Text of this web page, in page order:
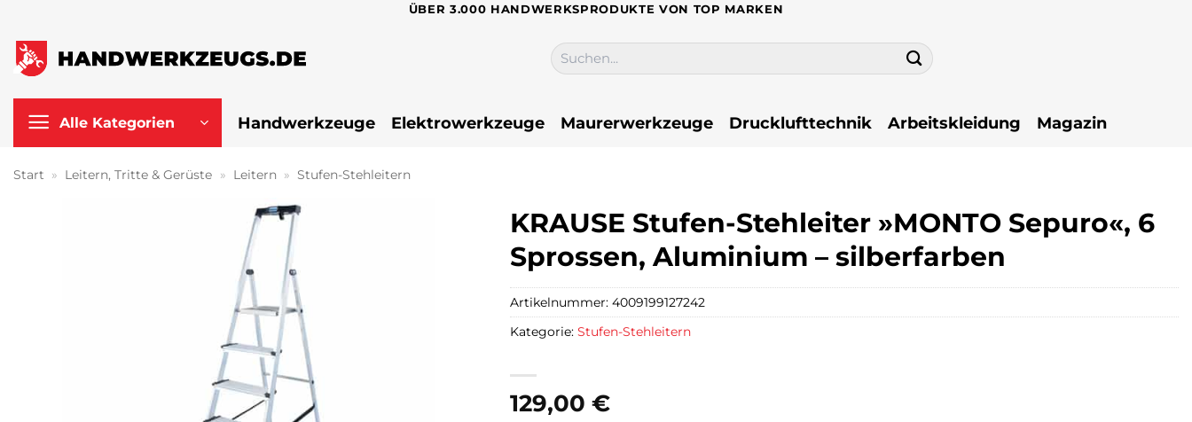
springen
ÜBER 3.000 HANDWERKSPRODUKTE VON TOP MARKEN
Suchen
nach:
Alle Kategorien Handwerkzeuge Elektrowerkzeuge Maurerwerkzeuge Drucklufttechnik Arbeitskleidung Magazin
Start » Leitern, Tritte & Gerüste » Leitern » Stufen-Stehleitern
KRAUSE Stufen-Stehleiter »MONTO Sepuro«, 6
Sprossen, Aluminium – silberfarben
129,00 €
Artikelnummer: 4009199127242
Kategorie: Stufen-Stehleitern